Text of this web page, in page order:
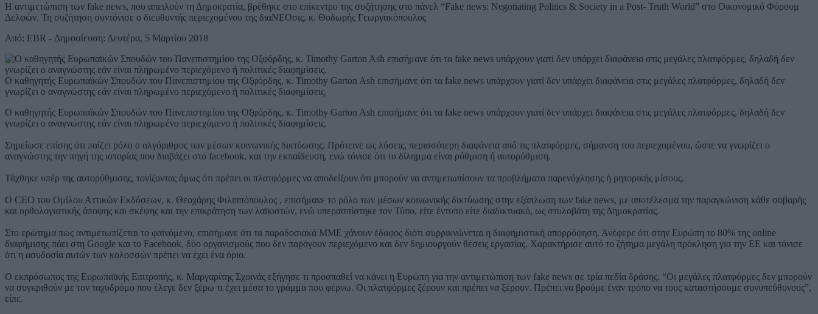
Η αντιμετώπιση των fake news, που απειλούν τη Δημοκρατία, βρέθηκε στο επίκεντρο της συζήτησης στο πάνελ “Fake news: Negotiating Politics & Society in a Post- Truth World” στο Οικονομικό Φόρουμ
Δελφών. Τη συζήτηση συντόνισε ο διευθυντής περιεχομένου της διαΝΕΟσις, κ. Θοδωρής Γεωργακόπουλος
Από: EBR - Δημοσίευση: Δευτέρα, 5 Μαρτίου 2018
Ο καθηγητής Ευρωπαϊκών Σπουδών του Πανεπιστημίου της Οξφόρδης, κ. Timothy Garton Ash επισήμανε ότι τα fake news υπάρχουν γιατί δεν υπάρχει διαφάνεια στις μεγάλες πλατφόρμες, δηλαδή δεν
γνωρίζει ο αναγνώστης εάν είναι πληρωμένο περιεχόμενο ή πολιτικές διαφημίσεις.
Ο καθηγητής Ευρωπαϊκών Σπουδών του Πανεπιστημίου της Οξφόρδης, κ. Timothy Garton Ash επισήμανε ότι τα fake news υπάρχουν γιατί δεν υπάρχει διαφάνεια στις μεγάλες πλατφόρμες, δηλαδή δεν
γνωρίζει ο αναγνώστης εάν είναι πληρωμένο περιεχόμενο ή πολιτικές διαφημίσεις.
Σημείωσε επίσης ότι παίζει ρόλο ο αλγόριθμος των μέσων κοινωνικής δικτύωσης. Πρότεινε ως λύσεις, περισσότερη διαφάνεια από τις πλατφόρμες, σήμανση του περιεχομένου, ώστε να γνωρίζει ο
αναγνώστης την πηγή της ιστορίας που διαβάζει στο facebook, και την εκπαίδευση, ενώ τόνισε ότι το δίλημμα είναι ρύθμιση ή αυτορύθμιση.
Τάχθηκε υπέρ της αυτορύθμισης, τονίζοντας όμως ότι πρέπει οι πλατφόρμες να αποδείξουν ότι μπορούν να αντιμετωπίσουν τα προβλήματα παρενόχλησης ή ρητορικής μίσους.
Ο CEO του Ομίλου Αττικών Εκδόσεων, κ. Θεοχάρης Φιλιππόπουλος , επισήμανε το ρόλο των μέσων κοινωνικής δικτύωσης στην εξάπλωση των fake news, με αποτέλεσμα την παραγκώνιση κάθε σοβαρής
και ορθολογιστικής άποψης και σκέψης και την επικράτηση των λαϊκιστών, ενώ υπερασπίστηκε τον Τύπο, είτε έντυπο είτε διαδικτυακό, ως στυλοβάτη της Δημοκρατίας.
Στο ερώτημα πως αντιμετωπίζεται το φαινόμενο, επισήμανε ότι τα παραδοσιακά ΜΜΕ χάνουν έδαφος διότι συρρικνώνεται η διαφημιστική απορρόφηση. Ανέφερε ότι στην Ευρώπη το 80% της online
διαφήμισης πάει στη Google και το Facebook, δύο οργανισμούς που δεν παράγουν περιεχόμενο και δεν δημιουργούν θέσεις εργασίας. Χαρακτήρισε αυτό το ζήτημα μεγάλη πρόκληση για την ΕΕ και τόνισε
ότι η ασυδοσία αυτών των κολοσσών πρέπει να έχει ένα όριο.
Ο εκπρόσωπος της Ευρωπαϊκής Επιτροπής, κ. Μαργαρίτης Σχοινάς εξήγησε τι προσπαθεί να κάνει η Ευρώπη για την αντιμετώπιση των fake news σε τρία πεδία δράσης. “Οι μεγάλες πλατφόρμες δεν μπορούν
να συγκριθούν με τον ταχυδρόμο που έλεγε δεν ξέρω τι έχει μέσα το γράμμα που φέρνω. Οι πλατφόρμες ξέρουν και πρέπει να ξέρουν. Πρέπει να βρούμε έναν τρόπο να τους καταστήσουμε συνυπεύθυνους”,
είπε.